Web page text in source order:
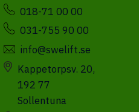
018-71 00 00
031-755 90 00
info@swelift.se
Kappetorpsv. 20,
192 77
Sollentuna